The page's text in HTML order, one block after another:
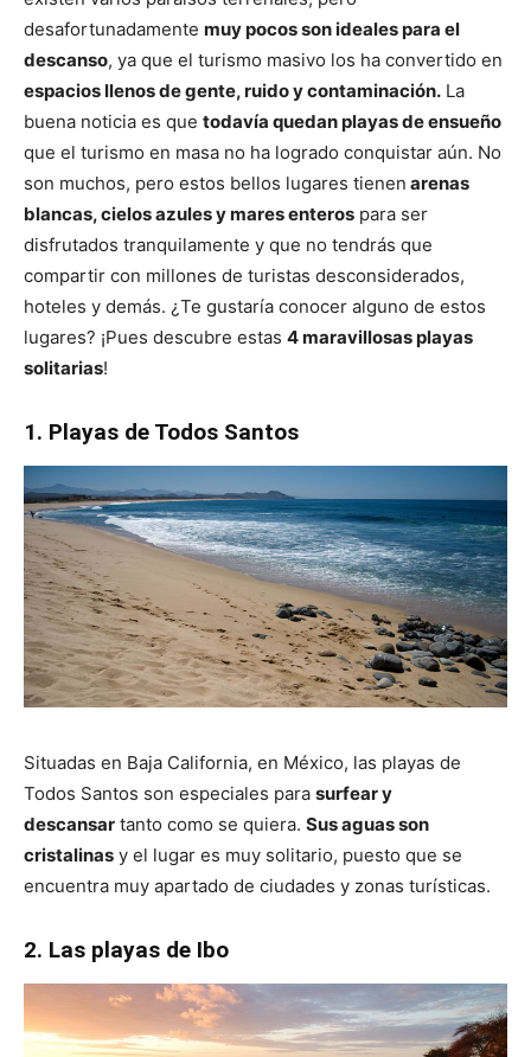
desafortunadamente muy pocos son ideales para el
descanso, ya que el turismo masivo los ha convertido en
espacios llenos de gente, ruido y contaminación. La
buena noticia es que todavía quedan playas de ensueño
que el turismo en masa no ha logrado conquistar aún. No
son muchos, pero estos bellos lugares tienen arenas
blancas, cielos azules y mares enteros para ser
disfrutados tranquilamente y que no tendrás que
compartir con millones de turistas desconsiderados,
hoteles y demás. ¿Te gustaría conocer alguno de estos
lugares? ¡Pues descubre estas 4 maravillosas playas
solitarias!
1. Playas de Todos Santos
Situadas en Baja California, en México, las playas de
Todos Santos son especiales para surfear y
descansar tanto como se quiera. Sus aguas son
cristalinas y el lugar es muy solitario, puesto que se
encuentra muy apartado de ciudades y zonas turísticas.
2. Las playas de Ibo